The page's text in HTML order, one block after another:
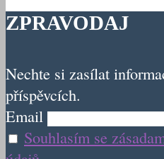
ZPRAVODAJ
Nechte si zasílat
příspěvcích.
Email
Souhlasím se